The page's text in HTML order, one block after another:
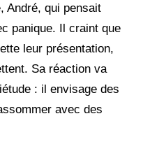
André, qui pensait
panique. Il craint que
leur présentation,
Sa réaction va
: il envisage des
avec des